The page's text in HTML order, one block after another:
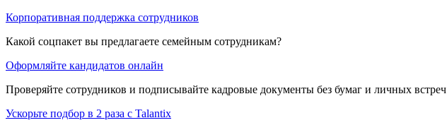
Корпоративная поддержка сотрудников
Какой соцпакет вы предлагаете семейным сотрудникам?
Оформляйте кандидатов онлайн
Проверяйте сотрудников и подписывайте кадровые документы без бумаг и личных встреч
Ускорьте подбор в 2 раза с Talantix